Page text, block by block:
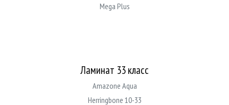
Mega Plus
Ламинат 33 класс
Amazone Aqua
Herringbone 10-33